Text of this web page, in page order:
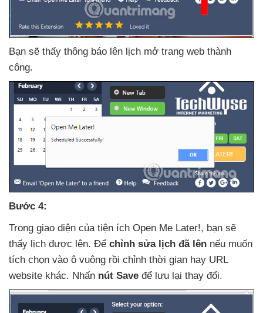
Bạn sẽ thấy thông báo lên lịch mở trang web thành
công.
Bước 4:
Trong giao diện của tiện ích Open Me Later!, bạn sẽ
thấy lịch được lên. Để chỉnh sửa lịch đã lên nếu muốn
tích chọn vào ô vuông rồi chỉnh thời gian hay URL
website khác. Nhấn nút Save để lưu lại thay đổi.